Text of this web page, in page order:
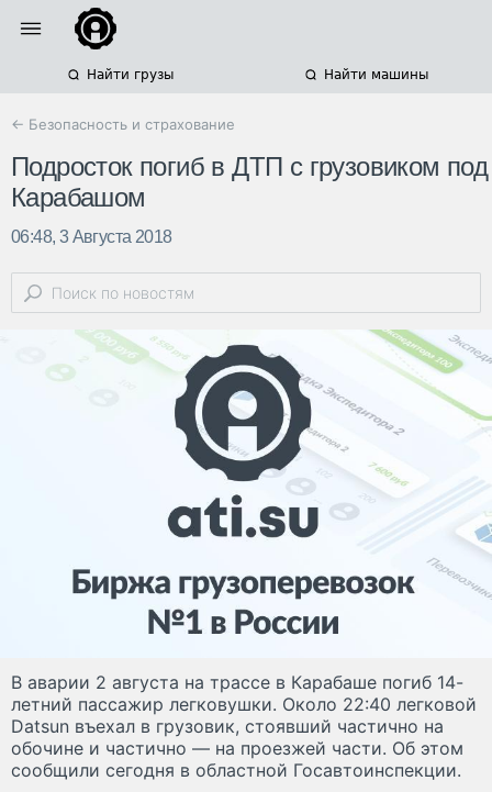
Найти грузы Найти машины
← Безопасность и страхование
Подросток погиб в ДТП с грузовиком под
Карабашом
06:48, 3 Августа 2018
В аварии 2 августа на трассе в Карабаше погиб 14-
летний пассажир легковушки. Около 22:40 легковой
Datsun въехал в грузовик, стоявший частично на
обочине и частично — на проезжей части. Об этом
сообщили сегодня в областной Госавтоинспекции.